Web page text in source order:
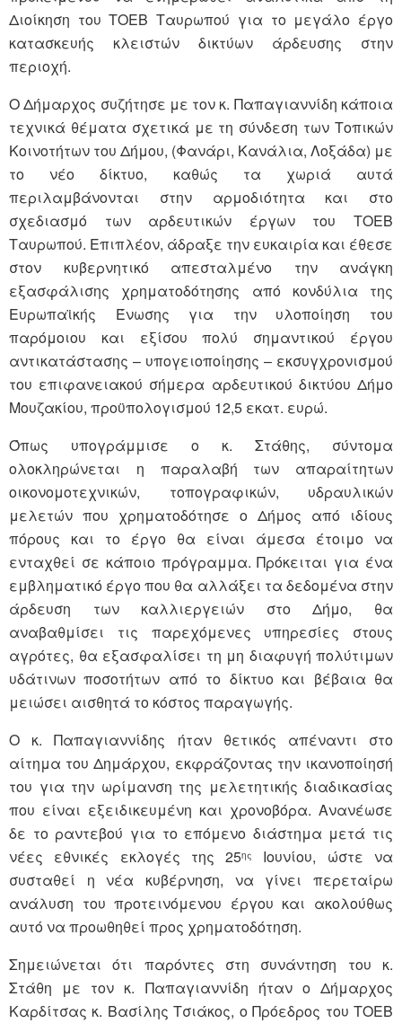
Διοίκηση του ΤΟΕΒ Ταυρωπού για το μεγάλο έργο
κατασκευής κλειστών δικτύων άρδευσης στην
περιοχή.
Ο Δήμαρχος συζήτησε με τον κ. Παπαγιαννίδη κάποια
τεχνικά θέματα σχετικά με τη σύνδεση των Τοπικών
Κοινοτήτων του Δήμου, (Φανάρι, Κανάλια, Λοξάδα) με
το νέο δίκτυο, καθώς τα χωριά αυτά
περιλαμβάνονται στην αρμοδιότητα και στο
σχεδιασμό των αρδευτικών έργων του ΤΟΕΒ
Ταυρωπού. Επιπλέον, άδραξε την ευκαιρία και έθεσε
στον κυβερνητικό απεσταλμένο την ανάγκη
εξασφάλισης χρηματοδότησης από κονδύλια της
Ευρωπαϊκής Ένωσης για την υλοποίηση του
παρόμοιου και εξίσου πολύ σημαντικού έργου
αντικατάστασης – υπογειοποίησης – εκσυγχρονισμού
του επιφανειακού σήμερα αρδευτικού δικτύου Δήμο
Μουζακίου, προϋπολογισμού 12,5 εκατ. ευρώ.
Όπως υπογράμμισε ο κ. Στάθης, σύντομα
ολοκληρώνεται η παραλαβή των απαραίτητων
οικονομοτεχνικών, τοπογραφικών, υδραυλικών
μελετών που χρηματοδότησε ο Δήμος από ιδίους
πόρους και το έργο θα είναι άμεσα έτοιμο να
ενταχθεί σε κάποιο πρόγραμμα. Πρόκειται για ένα
εμβληματικό έργο που θα αλλάξει τα δεδομένα στην
άρδευση των καλλιεργειών στο Δήμο, θα
αναβαθμίσει τις παρεχόμενες υπηρεσίες στους
αγρότες, θα εξασφαλίσει τη μη διαφυγή πολύτιμων
υδάτινων ποσοτήτων από το δίκτυο και βέβαια θα
μειώσει αισθητά το κόστος παραγωγής.
Ο κ. Παπαγιαννίδης ήταν θετικός απέναντι στο
αίτημα του Δημάρχου, εκφράζοντας την ικανοποίησή
του για την ωρίμανση της μελετητικής διαδικασίας
που είναι εξειδικευμένη και χρονοβόρα. Ανανέωσε
δε το ραντεβού για το επόμενο διάστημα μετά τις
νέες εθνικές εκλογές της 25ης
Ιουνίου, ώστε να
συσταθεί η νέα κυβέρνηση, να γίνει περεταίρω
ανάλυση του προτεινόμενου έργου και ακολούθως
αυτό να προωθηθεί προς χρηματοδότηση.
Σημειώνεται ότι παρόντες στη συνάντηση του κ.
Στάθη με τον κ. Παπαγιαννίδη ήταν ο Δήμαρχος
Καρδίτσας κ. Βασίλης Τσιάκος, ο Πρόεδρος του ΤΟΕΒ